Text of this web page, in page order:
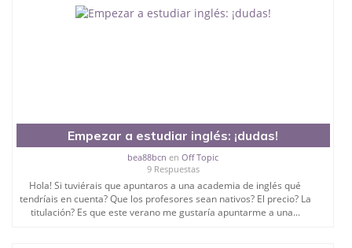
Empezar a estudiar inglés: ¡dudas!
bea88bcn enOff Topic
9 Respuestas
Hola! Si tuviérais que apuntaros a una academia de inglés qué
tendríais en cuenta? Que los profesores sean nativos? El precio? La
titulación? Es que este verano me gustaría apuntarme a una...